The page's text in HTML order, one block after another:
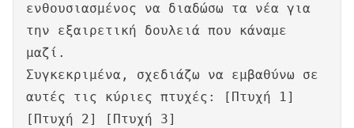
ενθουσιασμένος να διαδώσω τα νέα για
την εξαιρετική δουλειά που κάναμε
μαζί.
Συγκεκριμένα, σχεδιάζω να εμβαθύνω σε
αυτές τις κύριες πτυχές: [Πτυχή 1]
[Πτυχή 2] [Πτυχή 3]